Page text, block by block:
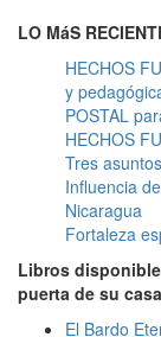
LO MáS
HECHOS
y
POSTAL
HECHOS
Tres
Influencia
Nicaragua
Fortaleza
Libros
puerta de su
El Bardo